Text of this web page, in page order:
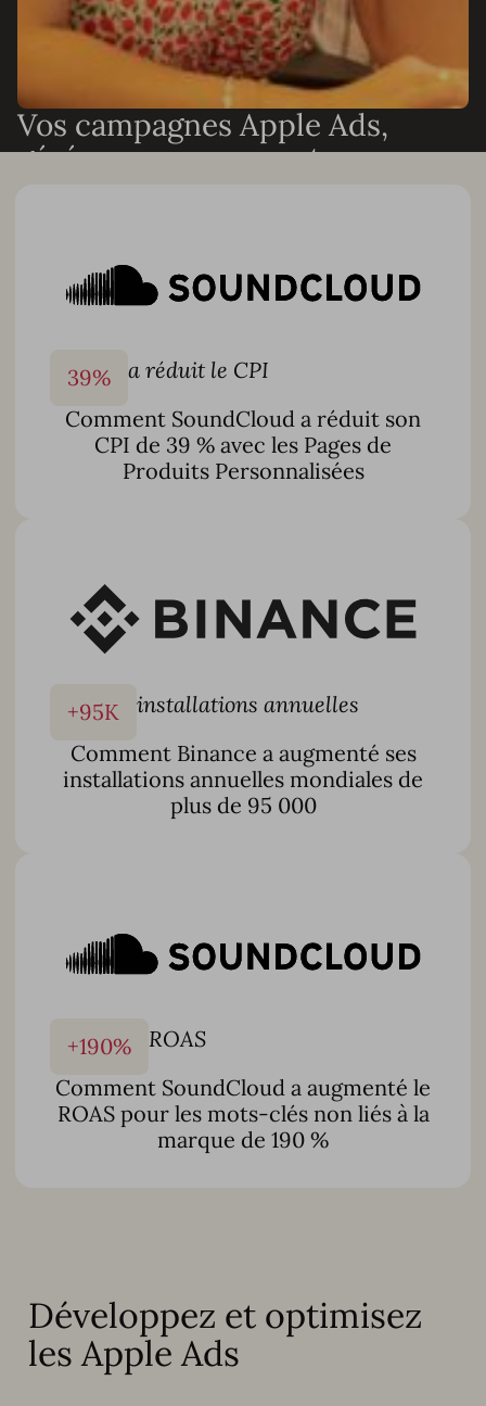
Vos campagnes Apple Ads,
gérées par nos experts
Configuration d’automatisation personnalisée et
surveillance du Smart Bidding
Création de Pages de Produits Personnalisées et tests
équipes dédiées dans plus de 7 Pays, nous combinons la
technologie avancée d’AppTweak avec une exécution
pratique pour obtenir des résultats mesurables plus
rapidement – afin que vous puissiez
En savoir plus
39%
a réduit le CPI
Comment SoundCloud a réduit son
CPI de 39 % avec les Pages de
Produits Personnalisées
+95K
installations annuelles
Comment Binance a augmenté ses
installations annuelles mondiales de
plus de 95 000
+190%
ROAS
Comment SoundCloud a augmenté le
ROAS pour les mots-clés non liés à la
marque de 190 %
Développez et optimisez
les Apple Ads